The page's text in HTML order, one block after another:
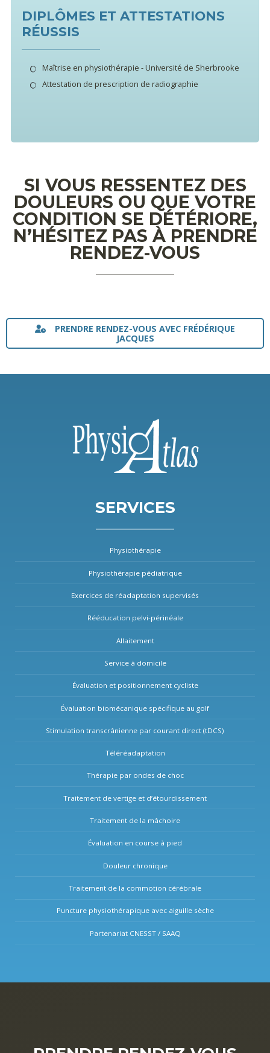
DIPLÔMES ET ATTESTATIONS
RÉUSSIS
Maîtrise en physiothérapie - Université de Sherbrooke
Attestation de prescription de radiographie
SI VOUS RESSENTEZ DES
DOULEURS OU QUE VOTRE
CONDITION SE DÉTÉRIORE,
N’HÉSITEZ PAS À PRENDRE
RENDEZ-VOUS
PRENDRE RENDEZ-VOUS AVEC FRÉDÉRIQUE
JACQUES
SERVICES
Physiothérapie
Physiothérapie pédiatrique
Exercices de réadaptation supervisés
Rééducation pelvi-périnéale
Allaitement
Service à domicile
Évaluation et positionnement cycliste
Évaluation biomécanique spécifique au golf
Stimulation transcrânienne par courant direct (tDCS)
Téléréadaptation
Thérapie par ondes de choc
Traitement de vertige et d’étourdissement
Traitement de la mâchoire
Évaluation en course à pied
Douleur chronique
Traitement de la commotion cérébrale
Puncture physiothérapique avec aiguille sèche
Partenariat CNESST / SAAQ